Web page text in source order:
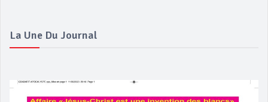
La Une Du Journal